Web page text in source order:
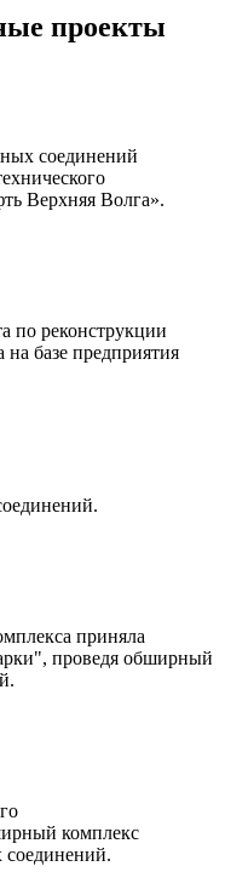
проекты
соединений
Верхняя Волга».
по реконструкции
на базе предприятия
приняла
проведя обширный
комплекс